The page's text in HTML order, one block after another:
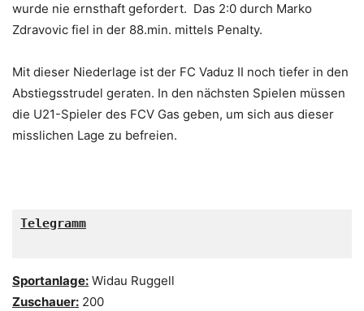
wurde nie ernsthaft gefordert. Das 2:0 durch Marko
Zdravovic fiel in der 88.min. mittels Penalty.
Mit dieser Niederlage ist der FC Vaduz II noch tiefer in den
Abstiegsstrudel geraten. In den nächsten Spielen müssen
die U21-Spieler des FCV Gas geben, um sich aus dieser
misslichen Lage zu befreien.
Telegramm
Sportanlage: Widau Ruggell
Zuschauer: 200